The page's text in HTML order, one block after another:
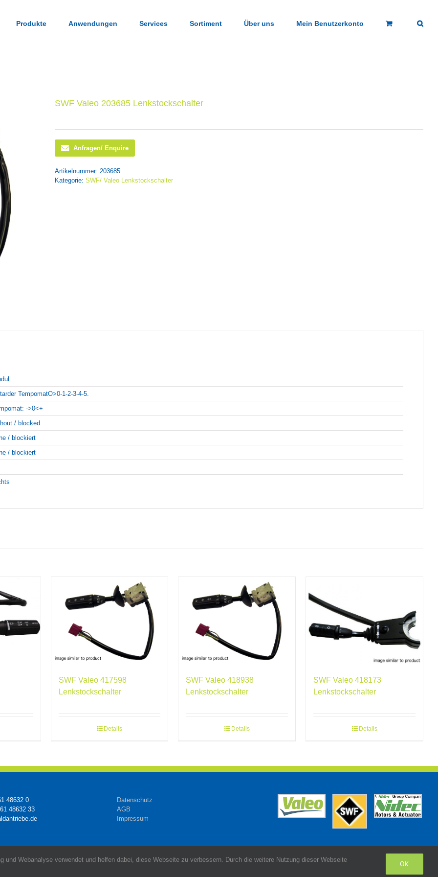
Produkte Anwendungen Services Sortiment Über uns Mein Benutzerkonto
SWF Valeo 203685 Lenkstockschalter
Anfragen/ Enquire
Artikelnummer: 203685
Kategorie: SWF/ Valeo Lenkstockschalter
TempomatO>0-1-2-3-4-5.
->0<+
/ blocked
/ blockiert
/ blockiert
SWF Valeo 417598
Lenkstockschalter
Details
SWF Valeo 418938
Lenkstockschalter
Details
SWF Valeo 418173
Lenkstockschalter
Details
48632 0
48632 33
Datenschutz
AGB
Impressum
Webanalyse verwendet und helfen dabei, diese Webseite zu verbessern. Durch die weitere Nutzung dieser Webseite
OK